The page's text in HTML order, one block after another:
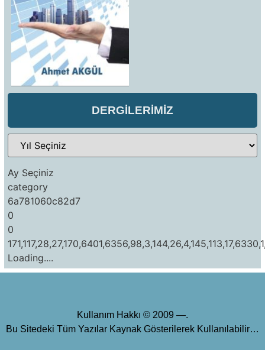
DERGİLERİMİZ
Ay Seçiniz
category
6a781060c82d7
0
0
Loading....
Kullanım Hakkı © 2009 —.
Bu Sitedeki Tüm Yazılar Kaynak Gösterilerek Kullanılabilir…